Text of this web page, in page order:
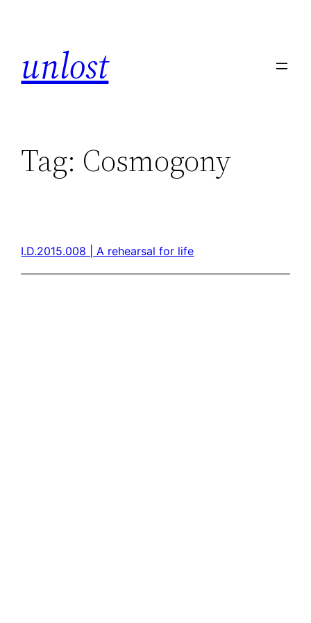
unlost
Tag: Cosmogony
I.D.2015.008 | A rehearsal for life